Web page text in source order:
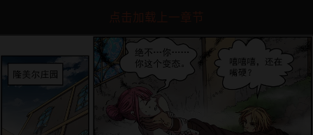
点击加载上一章节